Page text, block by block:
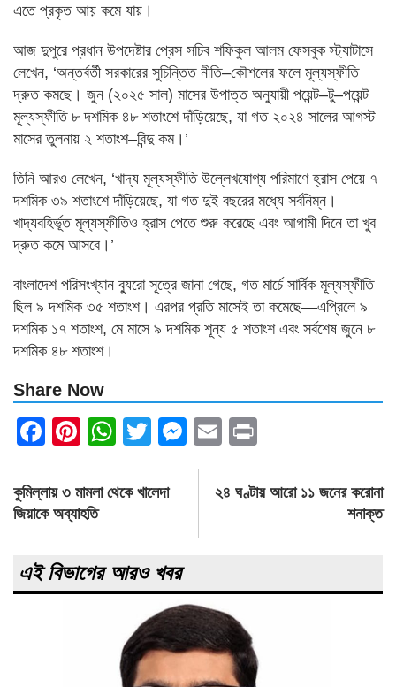
এতে প্রকৃত আয় কমে যায়।
আজ দুপুরে প্রধান উপদেষ্টার প্রেস সচিব শফিকুল আলম ফেসবুক স্ট্যাটাসে
লেখেন, ‘অন্তর্বর্তী সরকারের সুচিন্তিত নীতি–কৌশলের ফলে মূল্যস্ফীতি
দ্রুত কমছে। জুন (২০২৫ সাল) মাসের উপাত্ত অনুযায়ী পয়েন্ট–টু–পয়েন্ট
মূল্যস্ফীতি ৮ দশমিক ৪৮ শতাংশে দাঁড়িয়েছে, যা গত ২০২৪ সালের আগস্ট
মাসের তুলনায় ২ শতাংশ–বিন্দু কম।’
তিনি আরও লেখেন, ‘খাদ্য মূল্যস্ফীতি উল্লেখযোগ্য পরিমাণে হ্রাস পেয়ে ৭
দশমিক ৩৯ শতাংশে দাঁড়িয়েছে, যা গত দুই বছরের মধ্যে সর্বনিম্ন।
খাদ্যবহির্ভূত মূল্যস্ফীতিও হ্রাস পেতে শুরু করেছে এবং আগামী দিনে তা খুব
দ্রুত কমে আসবে।’
বাংলাদেশ পরিসংখ্যান ব্যুরো সূত্রে জানা গেছে, গত মার্চে সার্বিক মূল্যস্ফীতি
ছিল ৯ দশমিক ৩৫ শতাংশ। এরপর প্রতি মাসেই তা কমেছে—এপ্রিলে ৯
দশমিক ১৭ শতাংশ, মে মাসে ৯ দশমিক শূন্য ৫ শতাংশ এবং সর্বশেষ জুনে ৮
দশমিক ৪৮ শতাংশ।
Share Now
Facebook
Pinterest
WhatsApp
Twitter
Messenger
Email
Post
navigation
কুমিল্লায় ৩ মামলা থেকে খালেদা
জিয়াকে অব্যাহতি
২৪ ঘণ্টায় আরো ১১ জনের করোনা
শনাক্ত
এই বিভাগের আরও খবর